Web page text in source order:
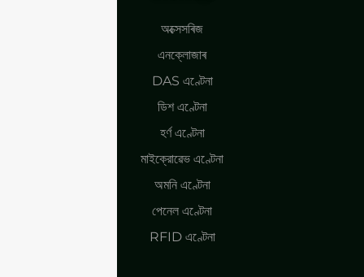
অক্সেসৰিজ
এনক্লোজাৰ
DAS এণ্টেনা
ডিশ এণ্টেনা
হৰ্ণ এণ্টেনা
মাইক্রোৱেভ এণ্টেনা
অমনি এণ্টেনা
পেনেল এণ্টেনা
RFID এণ্টেনা